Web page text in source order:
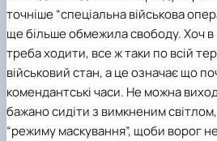
точніше “спеціальна військова
ще більше обмежила свободу. Хоч в
треба ходити, все ж таки по всій
військовий стан, а це означає що
комендантські часи. Не можна
бажано сидіти з вимкненим
“режиму маскування”, щоби ворог